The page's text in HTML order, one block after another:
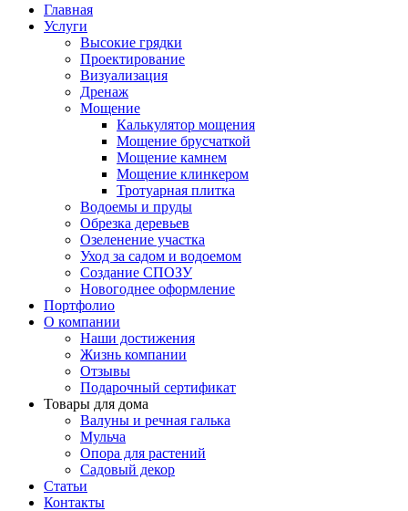
Главная
Услуги
Высокие грядки
Проектирование
Визуализация
Дренаж
Мощение
Калькулятор мощения
Мощение брусчаткой
Мощение камнем
Мощение клинкером
Тротуарная плитка
Водоемы и пруды
Обрезка деревьев
Озеленение участка
Уход за садом и водоемом
Создание СПОЗУ
Новогоднее оформление
Портфолио
О компании
Наши достижения
Жизнь компании
Отзывы
Подарочный сертификат
Товары для дома
Валуны и речная галька
Мульча
Опора для растений
Садовый декор
Статьи
Контакты